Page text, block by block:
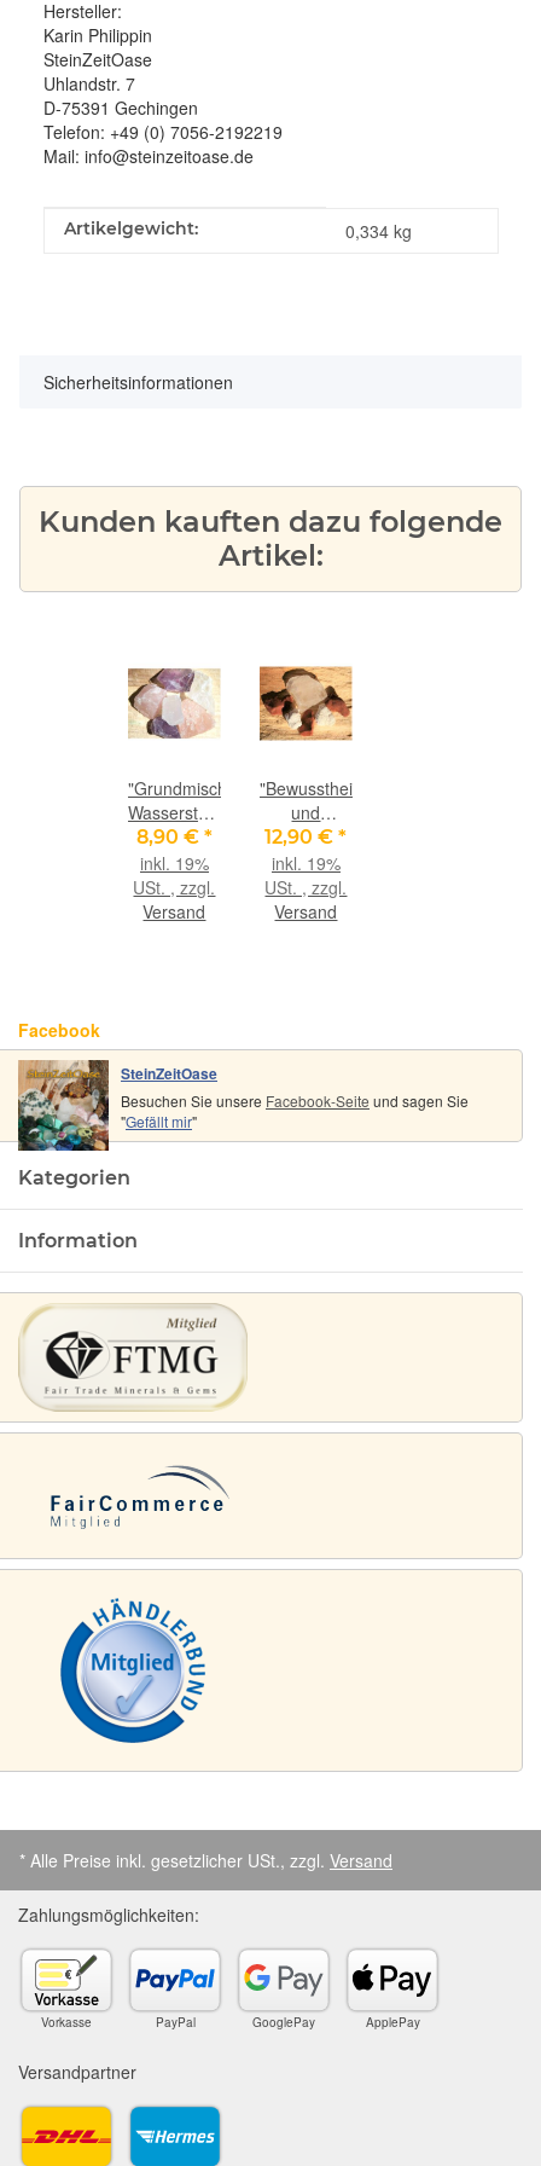
Hersteller:
Karin Philippin
SteinZeitOase
Uhlandstr. 7
D-75391 Gechingen
Telefon: +49 (0) 7056-2192219
Mail: info@steinzeitoase.de
Produkteigenschaft
Wert
Artikelgewicht: 0,334 kg
Sicherheitsinformationen
Kunden kauften dazu folgende
Artikel:
"Grundmischung"
Wassersteine-
Set /
Rohsteine -
ca. 100 g
im Natur-
8,90 € *
inkl. 19%
USt. , zzgl.
Versand
"Bewusstheit
und
Balance"
Wassersteine-
Set -
Sonderqualität
12,90 €*
inkl. 19%
USt. , zzgl.
Versand
Facebook
SteinZeitOase
Besuchen Sie unsere Facebook-Seite und sagen Sie
"Gefällt mir"
Kategorien
Information
* Alle Preise inkl. gesetzlicher USt., zzgl. Versand
Zahlungsmöglichkeiten:
Vorkasse PayPal GooglePay ApplePay
Versandpartner